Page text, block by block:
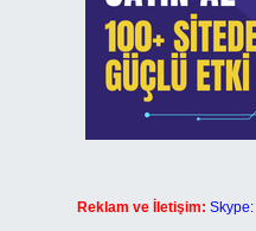
Reklam ve İletişim: